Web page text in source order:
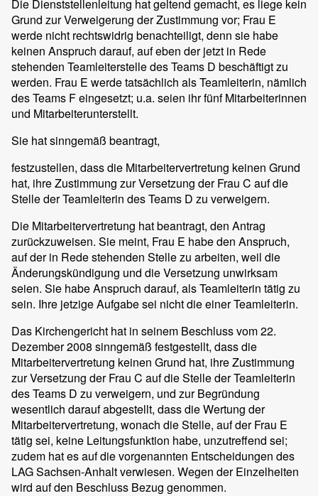
Die Dienststellenleitung hat geltend gemacht, es liege kein
Grund zur Verweigerung der Zustimmung vor; Frau E
werde nicht rechtswidrig benachteiligt, denn sie habe
keinen Anspruch darauf, auf eben der jetzt in Rede
stehenden Teamleiterstelle des Teams D beschäftigt zu
werden. Frau E werde tatsächlich als Teamleiterin, nämlich
des Teams F eingesetzt; u.a. seien ihr fünf Mitarbeiterinnen
und Mitarbeiterunterstellt.
Sie hat sinngemäß beantragt,
festzustellen, dass die Mitarbeitervertretung keinen Grund
hat, ihre Zustimmung zur Versetzung der Frau C auf die
Stelle der Teamleiterin des Teams D zu verweigern.
Die Mitarbeitervertretung hat beantragt, den Antrag
zurückzuweisen. Sie meint, Frau E habe den Anspruch,
auf der in Rede stehenden Stelle zu arbeiten, weil die
Änderungskündigung und die Versetzung unwirksam
seien. Sie habe Anspruch darauf, als Teamleiterin tätig zu
sein. Ihre jetzige Aufgabe sei nicht die einer Teamleiterin.
Das Kirchengericht hat in seinem Beschluss vom 22.
Dezember 2008 sinngemäß festgestellt, dass die
Mitarbeitervertretung keinen Grund hat, ihre Zustimmung
zur Versetzung der Frau C auf die Stelle der Teamleiterin
des Teams D zu verweigern, und zur Begründung
wesentlich darauf abgestellt, dass die Wertung der
Mitarbeitervertretung, wonach die Stelle, auf der Frau E
tätig sei, keine Leitungsfunktion habe, unzutreffend sei;
zudem hat es auf die vorgenannten Entscheidungen des
LAG Sachsen-Anhalt verwiesen. Wegen der Einzelheiten
wird auf den Beschluss Bezug genommen.